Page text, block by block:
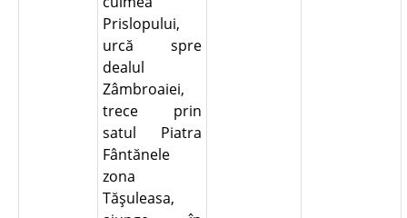
Prislopului,
urcă spre
dealul
Zâmbroaiei,
trece prin
satul Piatra
Fântănele
zona
Tăşuleasa,